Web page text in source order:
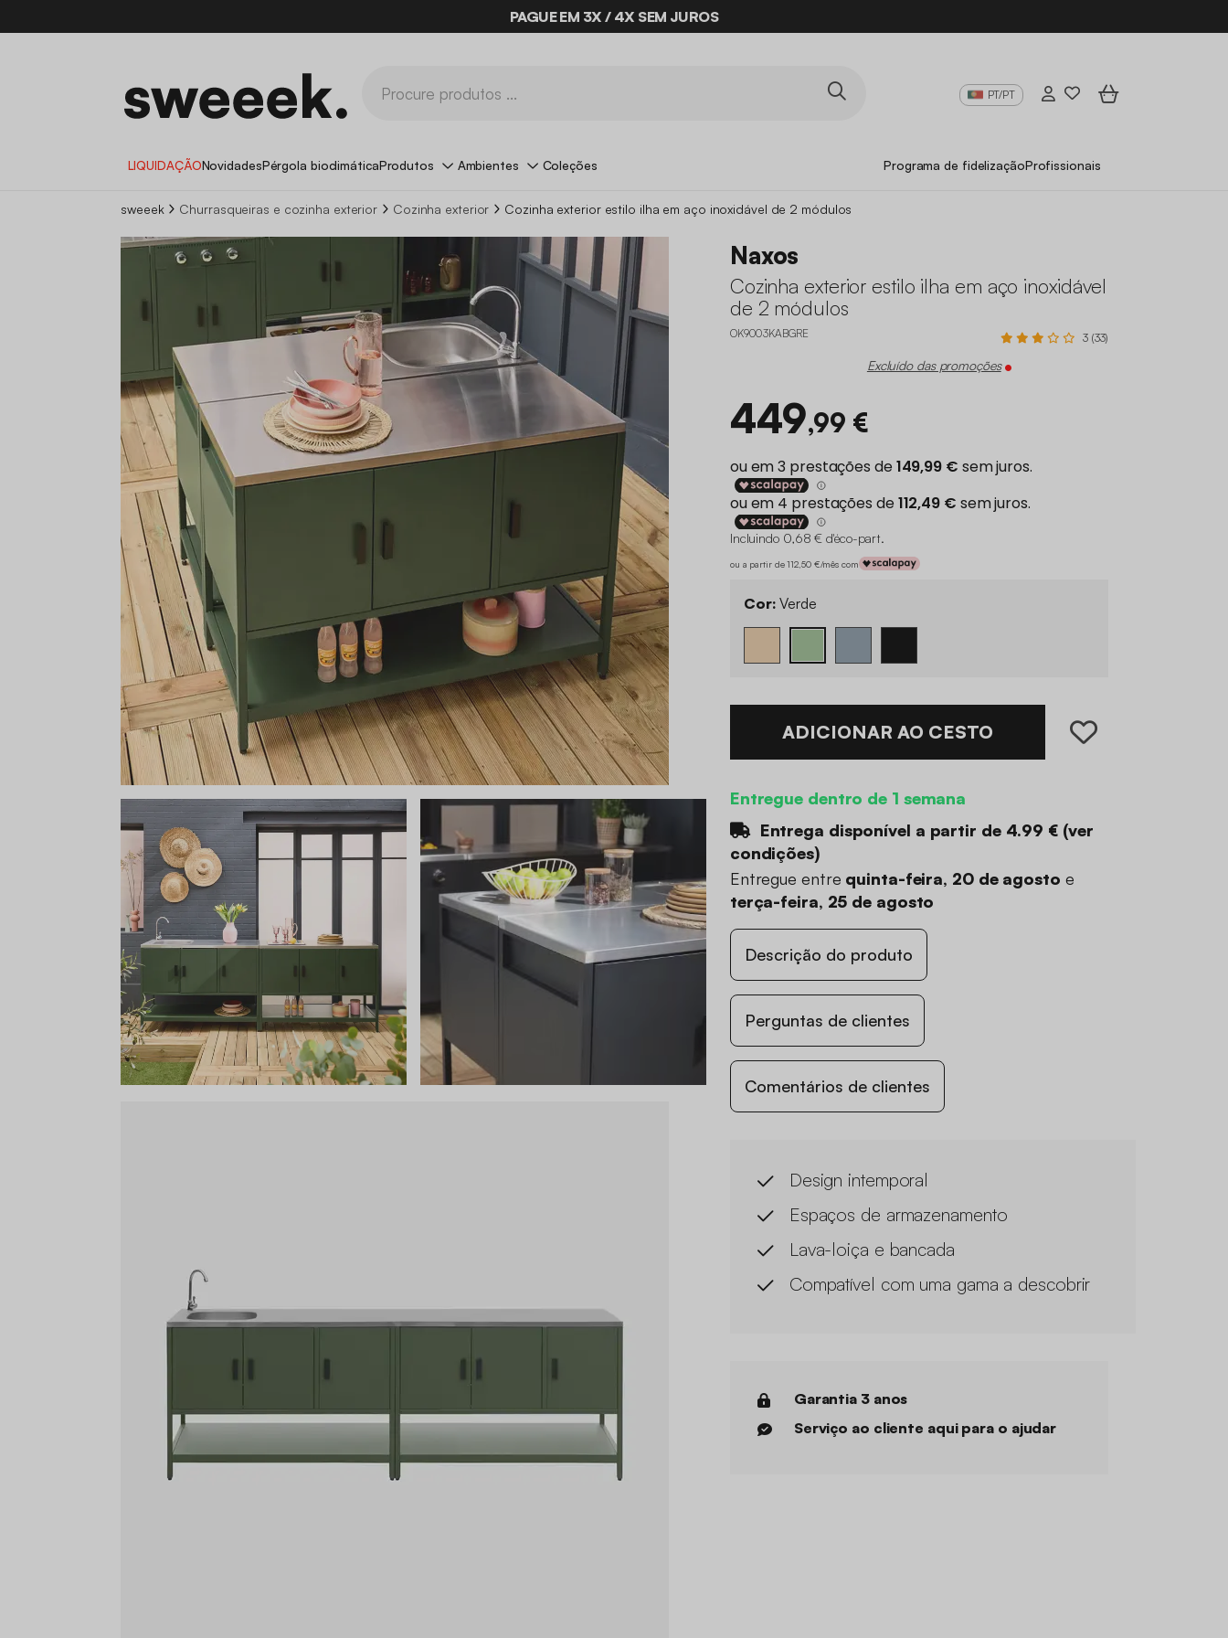
PAGUE EM 3X / 4X SEM JUROS
PT/PT
LIQUIDAÇÃONovidadesPérgola bioclimáticaProdutos Ambientes Coleções Programa de fidelizaçãoProfissionais
sweeek Churrasqueiras e cozinha exterior Cozinha exterior Cozinha exterior estilo ilha em aço inoxidável de 2 módulos
Naxos
Cozinha exterior estilo ilha em aço inoxidável
de 2 módulos
OK9003KABGRE 3 (33)
Excluído das promoções
449,99 €
Incluindo 0,68 € d'éco-part.
ou a partir de 112,50 €/mês com
Cor: Verde
ADICIONAR AO CESTO
Entregue dentro de 1 semana
Entrega disponível a partir de 4.99 € (ver
condições)
Entregue entre quinta-feira, 20 de agosto e
terça-feira, 25 de agosto
Descrição do produto
Perguntas de clientes
Comentários de clientes
Design intemporal
Espaços de armazenamento
Lava-loiça e bancada
Compatível com uma gama a descobrir
Garantia 3 anos
Serviço ao cliente aqui para o ajudar